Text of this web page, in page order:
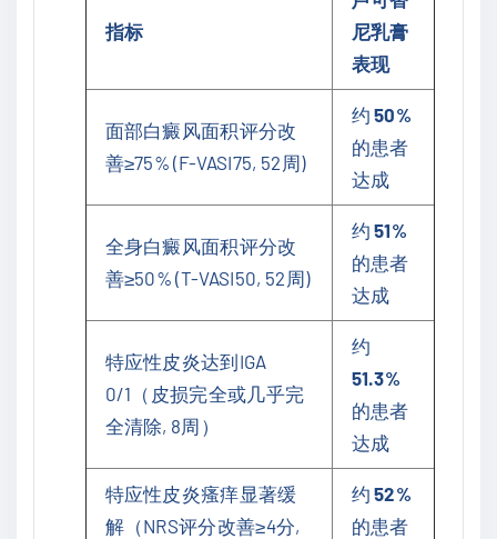
指标
尼乳膏
表现
面部白癜风面积评分改
善≥75% (F-VASI75, 52周)
约50%
的患者
达成
全身白癜风面积评分改
善≥50% (T-VASI50, 52周)
约51%
的患者
达成
特应性皮炎达到IGA
0/1（皮损完全或几乎完
全清除, 8周）
约
51.3%
的患者
达成
特应性皮炎瘙痒显著缓
解（NRS评分改善≥4分,
约52%
的患者